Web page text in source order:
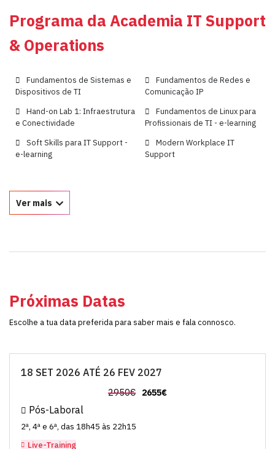
Programa da Academia IT Support
& Operations
Fundamentos de Sistemas e
Dispositivos de TI
Hand-on Lab 1: Infraestrutura
e Conectividade
Soft Skills para IT Support -
e-learning
Fundamentos de Redes e
Comunicação IP
Fundamentos de Linux para
Profissionais de TI - e-learning
Modern Workplace IT
Support
Ver mais
Próximas Datas
Escolhe a tua data preferida para saber mais e fala connosco.
18 SET 2026 ATÉ 26 FEV 2027
2950€ 2655€
Pós-Laboral
2ª, 4ª e 6ª, das 18h45 às 22h15
Live-Training